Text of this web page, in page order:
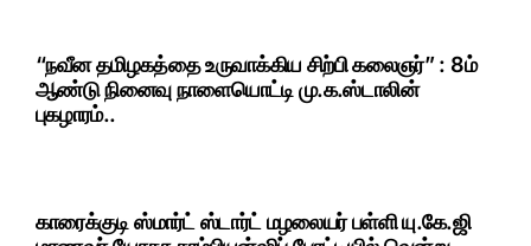
“நவீன தமிழகத்தை உருவாக்கிய சிற்பி கலைஞர்” : 8ம்
ஆண்டு நினைவு நாளையொட்டி மு.க.ஸ்டாலின்
புகழாரம்..
காரைக்குடி ஸ்மார்ட் ஸ்டார்ட் மழலையர் பள்ளி யு.கே.ஜி